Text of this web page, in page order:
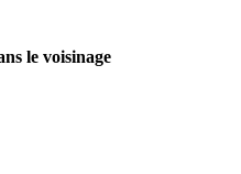
le voisinage